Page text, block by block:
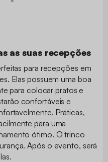
as suas recepções
para recepções em
Elas possuem uma boa
para colocar pratos e
confortáveis e
Práticas,
para uma
ótimo. O trinco
Após o evento, será